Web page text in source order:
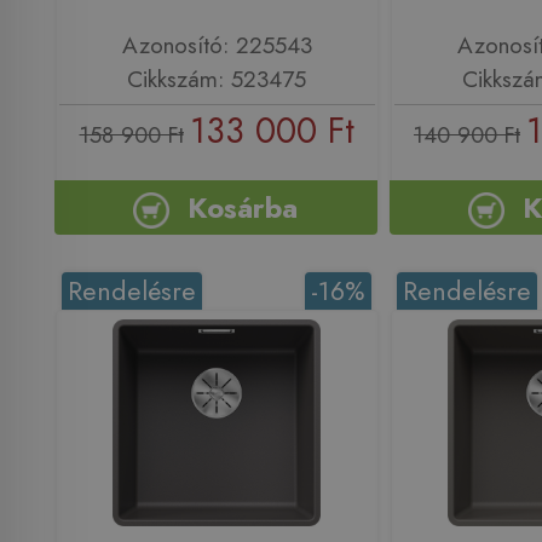
Azonosító: 225543
Cikkszám: 523475
158 900 Ft 133 000 Ft
Kosárba
140 900 Ft
-16%
Rendelésre Rendelésre